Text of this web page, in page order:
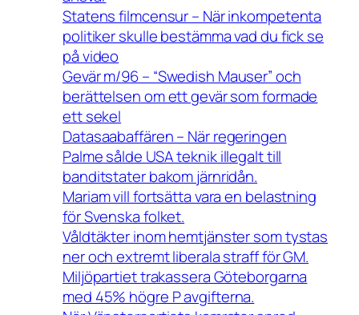
Statens filmcensur – När inkompetenta
politiker skulle bestämma vad du fick se
på video
Gevär m/96 – “Swedish Mauser” och
berättelsen om ett gevär som formade
ett sekel
Datasaabaffären – När regeringen
Palme sålde USA teknik illegalt till
banditstater bakom järnridån.
Mariam vill fortsätta vara en belastning
för Svenska folket.
Våldtäkter inom hemtjänster som tystas
ner och extremt liberala straff för GM.
Miljöpartiet trakassera Göteborgarna
med 45% högre P avgifterna.